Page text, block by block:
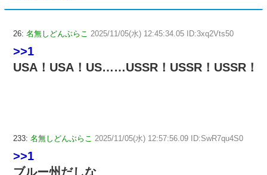
26: 名無しどんぶらこ 2025/11/05(水) 12:45:34.05 ID:3xq2Vts50
>>1
USA！USA！US……USSR！USSR！USSR！
233: 名無しどんぶらこ 2025/11/05(水) 12:57:56.09 ID:SwR7qu4S0
>>1
ブルー州だしな